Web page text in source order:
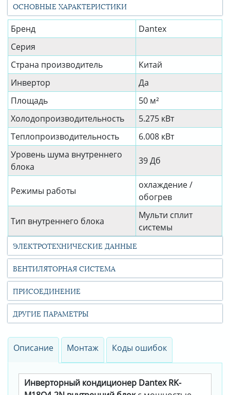
ОСНОВНЫЕ ХАРАКТЕРИСТИКИ
Бренд
Dantex
Серия
Страна производитель
Китай
Инвертор
Да
Площадь
50 м²
Холодопроизводительность
5.275 кВт
Теплопроизводительность
6.008 кВт
Уровень шума внутреннего
блока
39 Дб
Режимы работы
охлаждение /
обогрев
Тип внутреннего блока
Мульти сплит
системы
ЭЛЕКТРОТЕХНИЧЕСКИЕ ДАННЫЕ
ВЕНТИЛЯТОРНАЯ СИСТЕМА
ПРИСОЕДИНЕНИЕ
ДРУГИЕ ПАРАМЕТРЫ
Описание Монтаж Коды ошибок
Инверторный кондиционер Dantex RK-